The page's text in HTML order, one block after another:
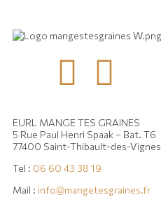
EURL MANGE TES GRAINES
5 Rue Paul Henri Spaak – Bat. T6
77400 Saint-Thibault-des-Vignes
Tel : 06 60 43 38 19
Mail : info@mangetesgraines.fr